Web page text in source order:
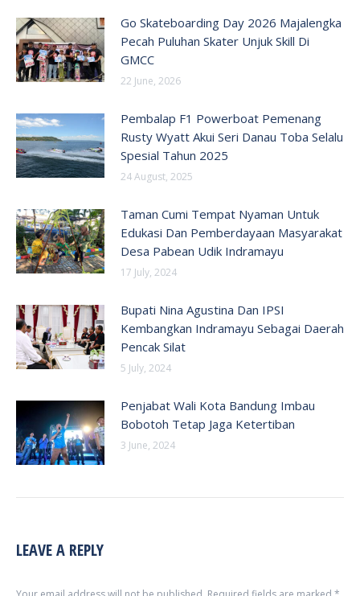
Go Skateboarding Day 2026 Majalengka
Pecah Puluhan Skater Unjuk Skill Di
GMCC
22 June, 2026
Pembalap F1 Powerboat Pemenang
Rusty Wyatt Akui Seri Danau Toba Selalu
Spesial Tahun 2025
24 August, 2025
Taman Cumi Tempat Nyaman Untuk
Edukasi Dan Pemberdayaan Masyarakat
Desa Pabean Udik Indramayu
17 July, 2024
Bupati Nina Agustina Dan IPSI
Kembangkan Indramayu Sebagai Daerah
Pencak Silat
5 July, 2024
Penjabat Wali Kota Bandung Imbau
Bobotoh Tetap Jaga Ketertiban
3 June, 2024
LEAVE A REPLY